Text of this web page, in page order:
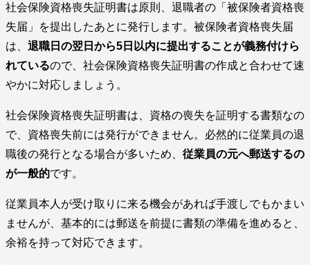
社会保険資格喪失証明書は原則、退職者の「被保険者資格喪
失届」を提出したあとに発行します。被保険者資格喪失届
は、 退職日の翌日から5日以内に提出することが義務付けら
れているので、社会保険資格喪失証明書の作成と合わせて速
やかに対応しましょう。
社会保険資格喪失証明書は、資格の喪失を証明する書類なの
で、資格喪失前には発行ができません。必然的に従業員の退
職後の発行となる場合が多いため、 従業員の元へ郵送するの
が一般的です。
従業員本人が受け取りに来る機会があれば手渡しでもかまい
ませんが、基本的には郵送を前提に書類の準備を進めると、
余裕を持って対応できます。